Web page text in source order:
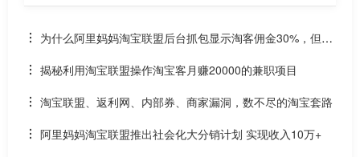
为什么阿里妈妈淘宝联盟后台抓包显示淘客佣金30%，但成
交后只有6.5%
揭秘利用淘宝联盟操作淘宝客月赚20000的兼职项目
淘宝联盟、返利网、内部券、商家漏洞，数不尽的淘宝套路
阿里妈妈淘宝联盟推出社会化大分销计划 实现收入10万+